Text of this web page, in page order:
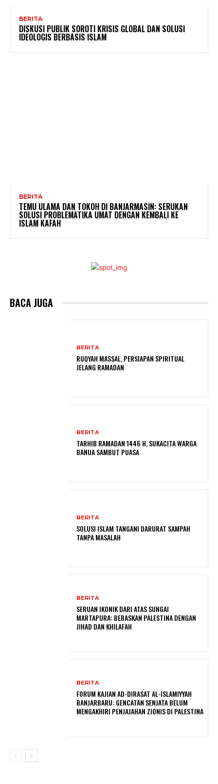
BERITA
DISKUSI PUBLIK SOROTI KRISIS GLOBAL DAN SOLUSI
IDEOLOGIS BERBASIS ISLAM
BERITA
TEMU ULAMA DAN TOKOH DI BANJARMASIN: SERUKAN
SOLUSI PROBLEMATIKA UMAT DENGAN KEMBALI KE
ISLAM KAFAH
BACA JUGA
BERITA
RUQYAH MASSAL, PERSIAPAN SPIRITUAL
JELANG RAMADAN
BERITA
TARHIB RAMADAN 1446 H, SUKACITA WARGA
BANUA SAMBUT PUASA
BERITA
SOLUSI ISLAM TANGANI DARURAT SAMPAH
TANPA MASALAH
BERITA
SERUAN IKONIK DARI ATAS SUNGAI
MARTAPURA: BEBASKAN PALESTINA DENGAN
JIHAD DAN KHILAFAH
BERITA
FORUM KAJIAN AD-DIRASAT AL-ISLAMIYYAH
BANJARBARU: GENCATAN SENJATA BELUM
MENGAKHIRI PENJAJAHAN ZIONIS DI PALESTINA